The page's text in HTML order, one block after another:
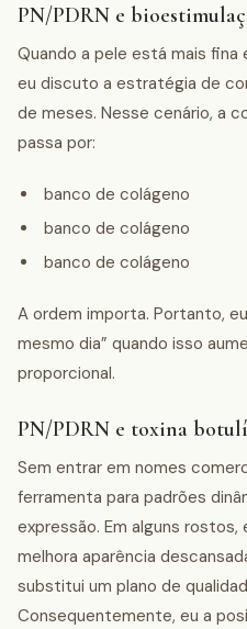
PN/PDRN e
Quando a pele está mais fina
eu discuto a estratégia de
de meses. Nesse cenário, a
passa por:
banco de colágeno
banco de colágeno
banco de colágeno
A ordem importa. Portanto,
mesmo dia” quando isso
proporcional.
PN/PDRN e toxina
Sem entrar em nomes
ferramenta para padrões
expressão. Em alguns
melhora aparência
substitui um plano de
Consequentemente, eu a